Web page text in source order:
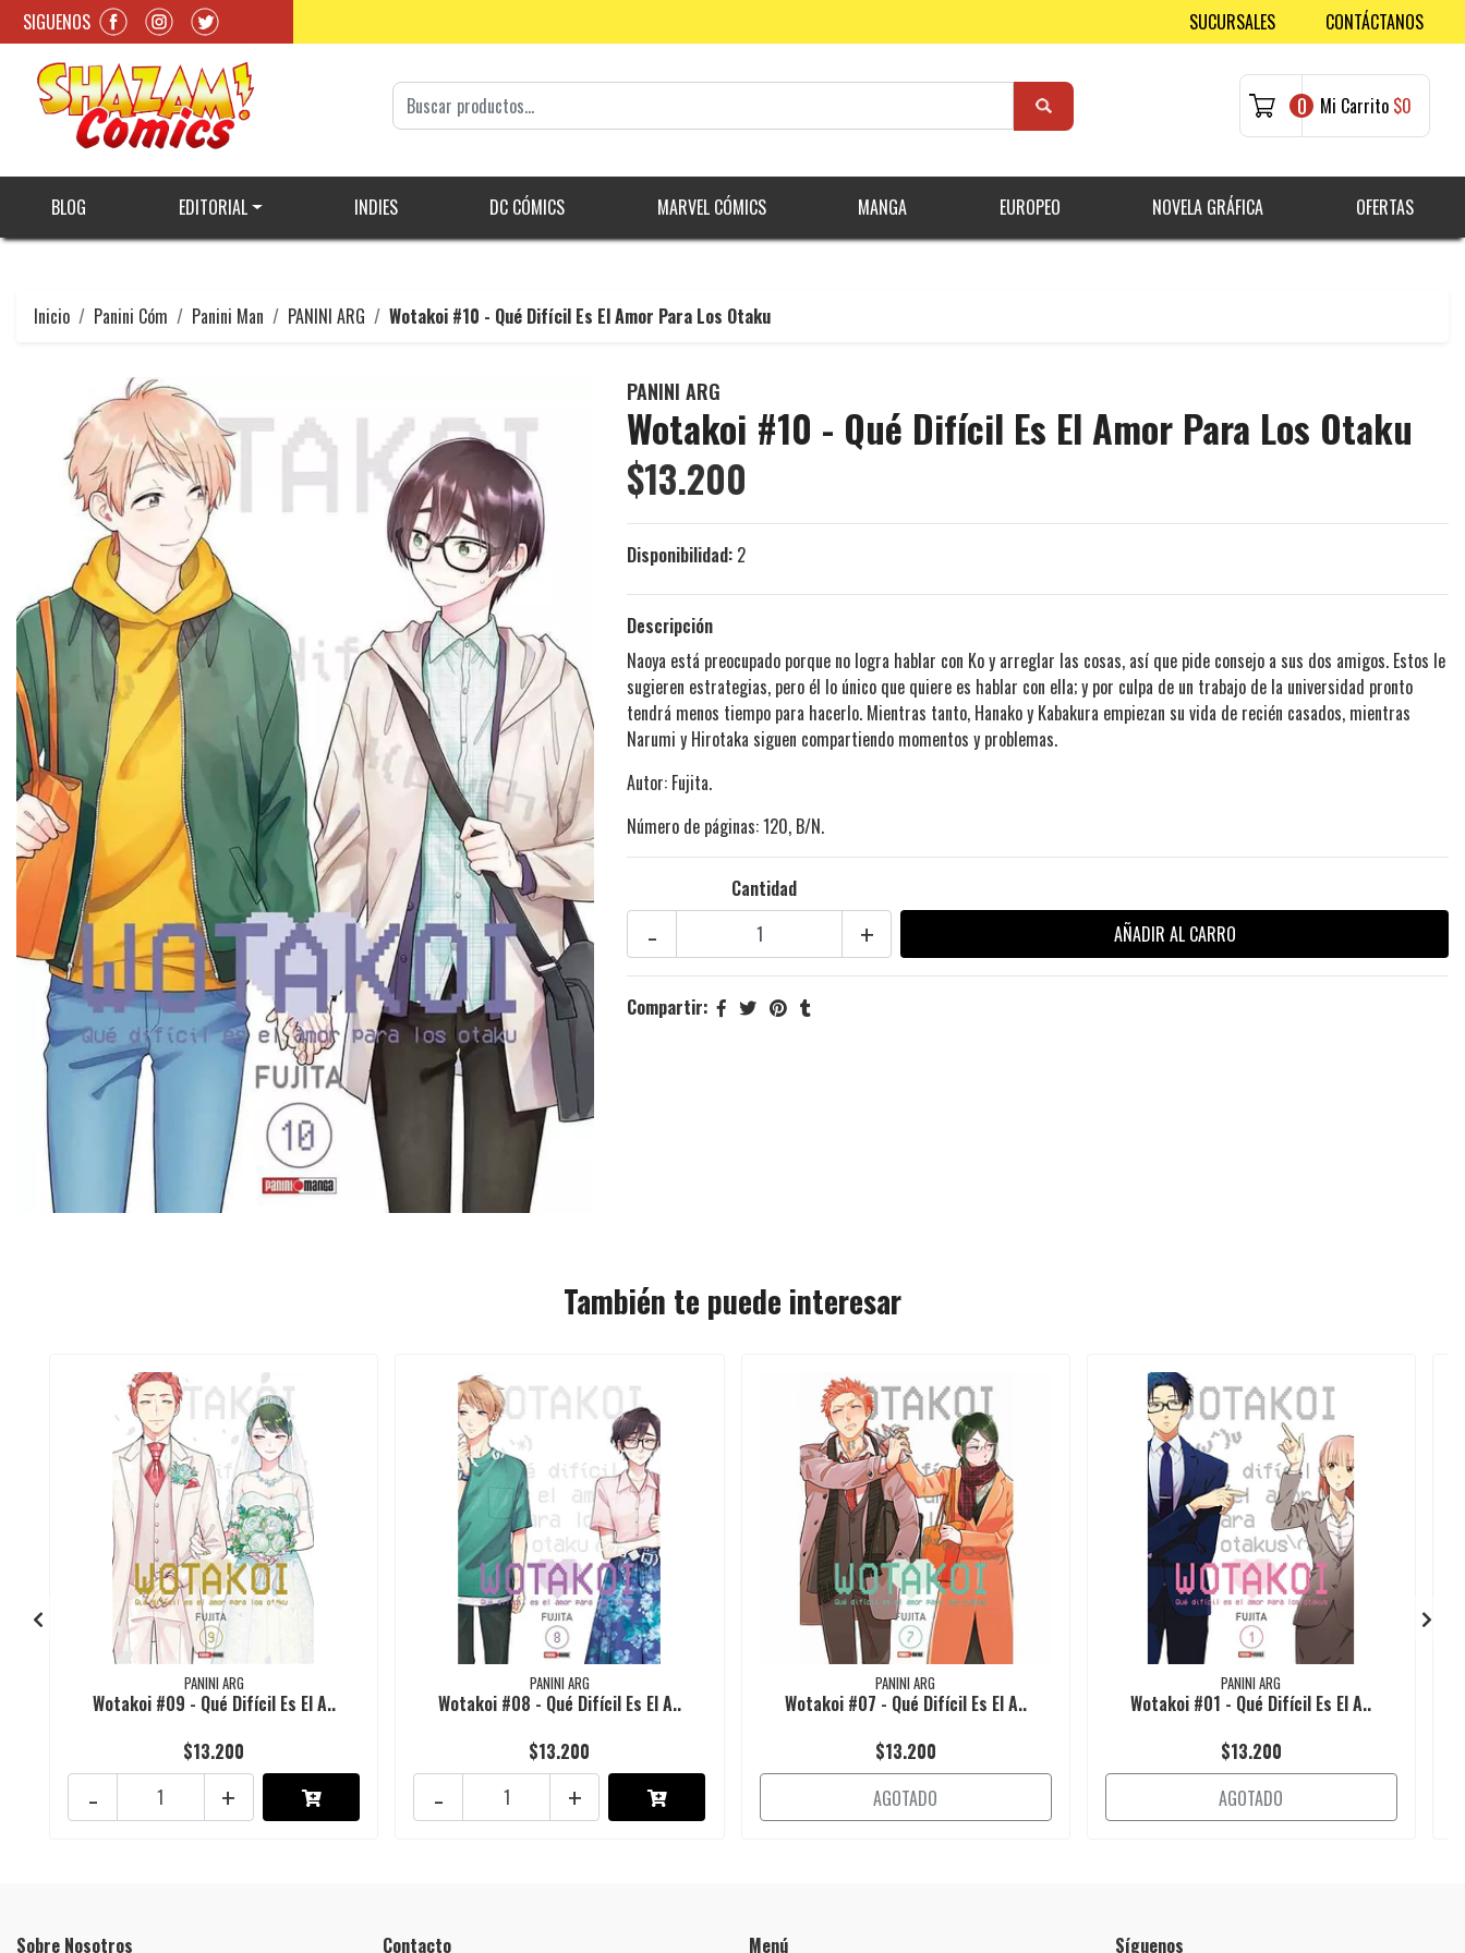
SIGUENOS SUCURSALES CONTÁCTANOS
0 Mi Carrito $0
BLOG EDITORIAL INDIES DC CÓMICS MARVEL CÓMICS MANGA EUROPEO NOVELA GRÁFICA OFERTAS
Inicio Panini Cóm Panini Man PANINI ARG Wotakoi #10 - Qué Difícil Es El Amor Para Los Otaku
PANINI ARG
Wotakoi #10 - Qué Difícil Es El Amor Para Los Otaku
$13.200
Disponibilidad: 2
Descripción
Naoya está preocupado porque no logra hablar con Ko y arreglar las cosas, así que pide consejo a sus dos amigos. Estos le
sugieren estrategias, pero él lo único que quiere es hablar con ella; y por culpa de un trabajo de la universidad pronto
tendrá menos tiempo para hacerlo. Mientras tanto, Hanako y Kabakura empiezan su vida de recién casados, mientras
Narumi y Hirotaka siguen compartiendo momentos y problemas.
Autor: Fujita.
Número de páginas: 120, B/N.
Cantidad
+
-
Compartir:
También te puede interesar
PANINI ARG
Wotakoi #09 - Qué Difícil Es El A..
$13.200
+
-
PANINI ARG
Wotakoi #08 - Qué Difícil Es El A..
$13.200
+
-
PANINI ARG
Wotakoi #07 - Qué Difícil Es El A..
$13.200
AGOTADO
PANINI ARG
Wotakoi #01 - Qué Difícil Es El A..
$13.200
AGOTADO
Sobre Nosotros Contacto Menú Síguenos